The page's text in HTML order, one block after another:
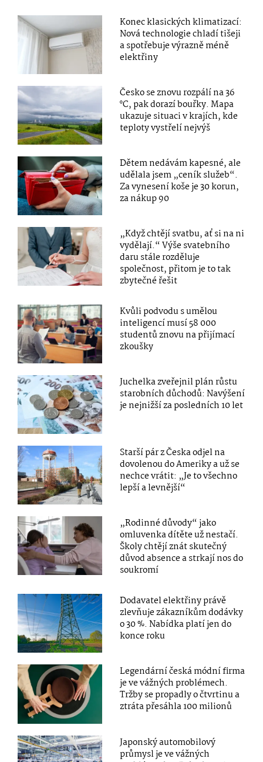
Konec klasických klimatizací:
Nová technologie chladí tišeji
a spotřebuje výrazně méně
elektřiny
Česko se znovu rozpálí na 36
°C, pak dorazí bouřky. Mapa
ukazuje situaci v krajích, kde
teploty vystřelí nejvýš
Dětem nedávám kapesné, ale
udělala jsem „ceník služeb“.
Za vynesení koše je 30 korun,
za nákup 90
„Když chtějí svatbu, ať si na ni
vydělají.“ Výše svatebního
daru stále rozděluje
společnost, přitom je to tak
zbytečné řešit
Kvůli podvodu s umělou
inteligencí musí 58 000
studentů znovu na přijímací
zkoušky
Juchelka zveřejnil plán růstu
starobních důchodů: Navýšení
je nejnižší za posledních 10 let
Starší pár z Česka odjel na
dovolenou do Ameriky a už se
nechce vrátit: „Je to všechno
lepší a levnější“
„Rodinné důvody“ jako
omluvenka dítěte už nestačí.
Školy chtějí znát skutečný
důvod absence a strkají nos do
soukromí
Dodavatel elektřiny právě
zlevňuje zákazníkům dodávky
o 30 %. Nabídka platí jen do
konce roku
Legendární česká módní firma
je ve vážných problémech.
Tržby se propadly o čtvrtinu a
ztráta přesáhla 100 milionů
Japonský automobilový
průmysl je ve vážných